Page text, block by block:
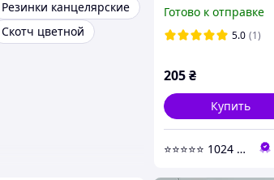
Резинки канцелярские
Скотч цветной
Готово к отправке
5.0 (1)
205₴
Купить
⭐⭐⭐⭐⭐ 1024 - Быстрая отправка в день заказа